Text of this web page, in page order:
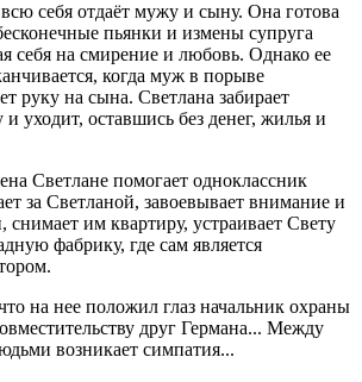
себя отдаёт мужу и сыну. Она готова
пьянки и измены супруга
себя на смирение и любовь. Однако ее
когда муж в порыве
руку на сына. Светлана забирает
уходит, оставшись без денег, жилья и
Светлане помогает одноклассник
за Светланой, завоевывает внимание и
им квартиру, устраивает Свету
фабрику, где сам является
на нее положил глаз начальник охраны
друг Германа... Между
возникает симпатия...